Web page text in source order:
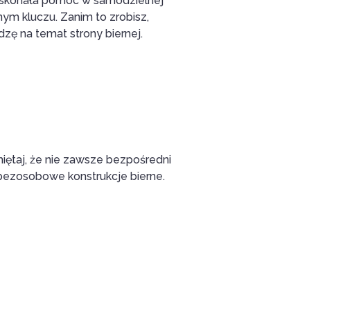
kluczu. Zanim to zrobisz,
na temat strony biernej.
że nie zawsze bezpośredni
konstrukcje bierne.